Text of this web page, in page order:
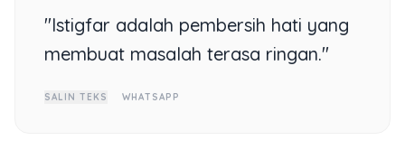
"Istigfar adalah pembersih hati yang
membuat masalah terasa ringan."
SALIN TEKS WHATSAPP